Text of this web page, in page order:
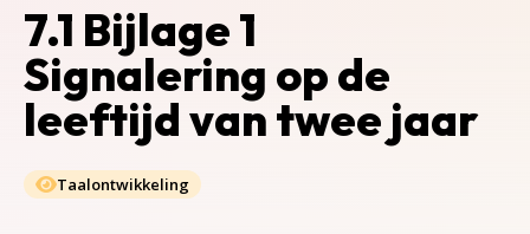
7.1 Bijlage 1
Signalering op de
leeftijd van twee jaar
Taalontwikkeling